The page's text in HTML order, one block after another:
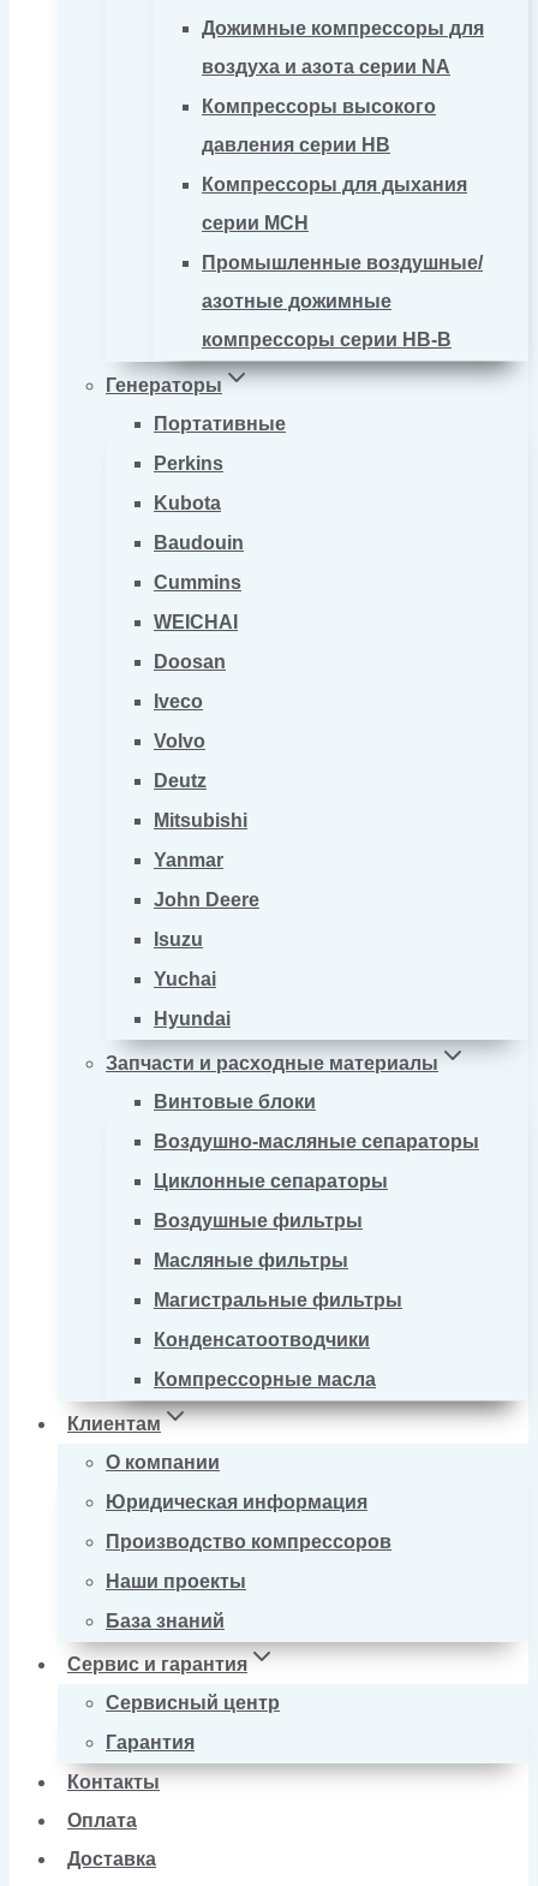
Дожимные компрессоры для
воздуха и азота серии NA
Компрессоры высокого
давления серии HB
Компрессоры для дыхания
серии MCH
Промышленные воздушные/
азотные дожимные
компрессоры серии HB-B
Генераторы
Портативные
Perkins
Kubota
Baudouin
Cummins
WEICHAI
Doosan
Iveco
Volvo
Deutz
Mitsubishi
Yanmar
John Deere
Isuzu
Yuchai
Hyundai
Запчасти и расходные материалы
Винтовые блоки
Воздушно-масляные сепараторы
Циклонные сепараторы
Воздушные фильтры
Масляные фильтры
Магистральные фильтры
Конденсатоотводчики
Компрессорные масла
Клиентам
О компании
Юридическая информация
Производство компрессоров
Наши проекты
База знаний
Сервис и гарантия
Сервисный центр
Гарантия
Контакты
Оплата
Доставка